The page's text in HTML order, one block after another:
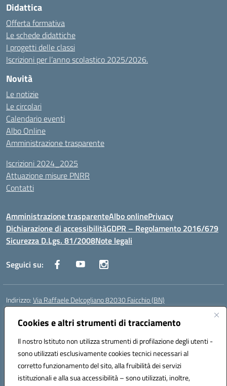
Cookies e altri strumenti di tracciamento
Il nostro Istituto non utilizza strumenti di profilazione degli utenti -
sono utilizzati esclusivamente cookies tecnici necessari al
corretto funzionamento del sito, alla fruibilità dei servizi
istituzionali e alla sua accessibilità – sono utilizzati, inoltre,
Didattica
Offerta formativa
Le schede didattiche
I progetti delle classi
Iscrizioni per l’anno scolastico 2025/2026.
Novità
Le notizie
Le circolari
Calendario eventi
Albo Online
Amministrazione trasparente
Iscrizioni 2024_2025
Attuazione misure PNRR
Contatti
Amministrazione trasparenteAlbo onlinePrivacy
Dichiarazione di accessibilitàGDPR – Regolamento 2016/679
Sicurezza D.Lgs. 81/2008Note legali
Seguici su:
Indirizzo:Via Raffaele Delcogliano 82030 Faicchio (BN)
Centralino:
Posta elettronica certificata (PEC):bnis02300v@pec.istruzione.it
Codice fiscale: 90003320620
Codice meccanografico:BNIS02300V
Codice Indice delle Pubbliche Amministrazioni (IPA): istsc_bnis02300v
Codice unico di fatturazione (CUF): UFQEG8